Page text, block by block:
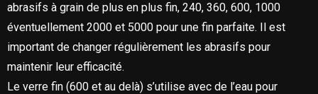
abrasifs à grain de plus en plus fin, 240, 360, 600, 1000
éventuellement 2000 et 5000 pour une fin parfaite. Il est
important de changer régulièrement les abrasifs pour
maintenir leur efficacité.
Le verre fin (600 et au delà) s’utilise avec de l’eau pour